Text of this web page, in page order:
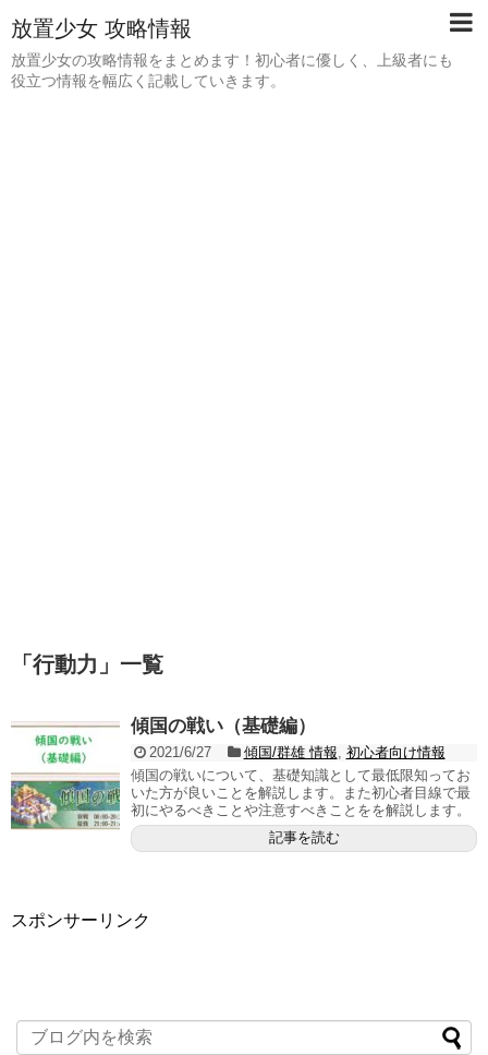
放置少女 攻略情報
放置少女の攻略情報をまとめます！初心者に優しく、上級者にも
役立つ情報を幅広く記載していきます。
「 行動力 」 一覧
傾国の戦い（基礎編）
2021/6/27 傾国/群雄 情報 初心者向け情報
傾国の戦いについて、基礎知識として最低限知ってお
いた方が良いことを解説します。また初心者目線で最
初にやるべきことや注意すべきことをを解説します。
記事を読む
スポンサーリンク